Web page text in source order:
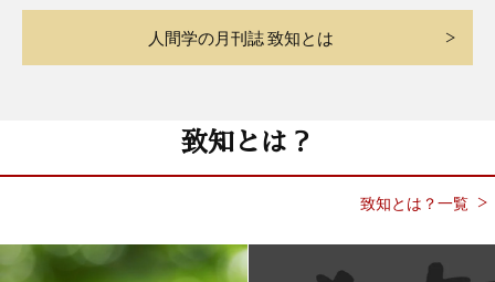
人間学の月刊誌 致知とは
致知とは？
致知とは？一覧